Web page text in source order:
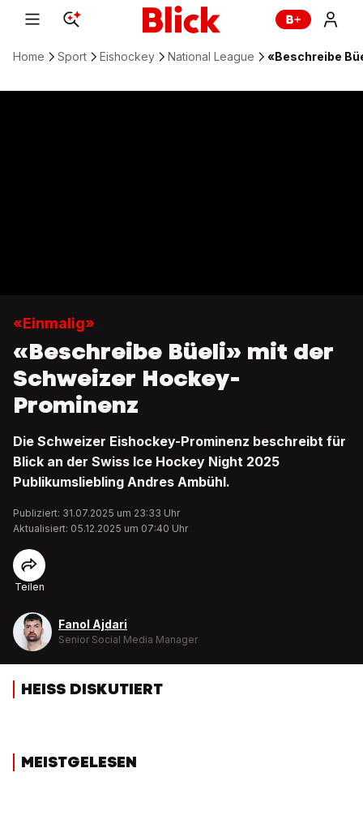
Home Sport Eishockey National League «Beschreibe
«Einmalig»
«Beschreibe Büeli» mit der
Schweizer Hockey-
Prominenz
Die Schweizer Eishockey-Prominenz beschreibt für
Blick an der Swiss Ice Hockey Night 2025
Publikumsliebling Andres Ambühl.
Publiziert: 31.07.2025 um 23:33 Uhr
Aktualisiert: 05.12.2025 um 07:40 Uhr
Teilen
Fanol Ajdari
Senior Social Media Manager
HEISS DISKUTIERT
MEISTGELESEN